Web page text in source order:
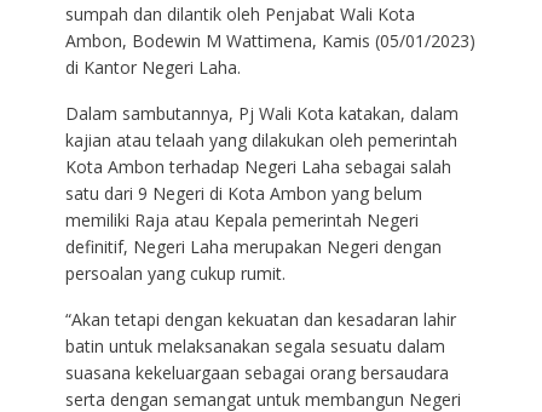
sumpah dan dilantik oleh Penjabat Wali Kota
Ambon, Bodewin M Wattimena, Kamis (05/01/2023)
di Kantor Negeri Laha.
Dalam sambutannya, Pj Wali Kota katakan, dalam
kajian atau telaah yang dilakukan oleh pemerintah
Kota Ambon terhadap Negeri Laha sebagai salah
satu dari 9 Negeri di Kota Ambon yang belum
memiliki Raja atau Kepala pemerintah Negeri
definitif, Negeri Laha merupakan Negeri dengan
persoalan yang cukup rumit.
“Akan tetapi dengan kekuatan dan kesadaran lahir
batin untuk melaksanakan segala sesuatu dalam
suasana kekeluargaan sebagai orang bersaudara
serta dengan semangat untuk membangun Negeri